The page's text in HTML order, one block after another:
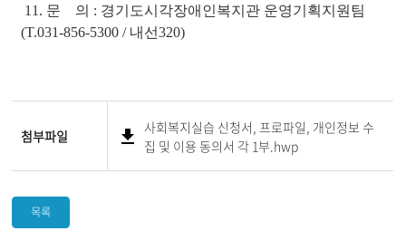
11. 문 의 : 경기도시각장애인복지관 운영기획지원팀
(T.031-856-5300 / 내선320)
첨부파일
사회복지실습 신청서, 프로파일, 개인정보 수
집 및 이용 동의서 각 1부.hwp
목록